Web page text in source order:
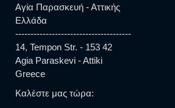
Αγία Παρασκευή - Αττικής
Ελλάδα
--------------------------------------
14, Tempon Str. - 153 42
Agia Paraskevi - Attiki
Greece
Καλέστε μας τώρα: